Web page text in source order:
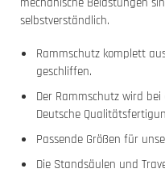
selbstverständlich.
Rammschutz komplett
geschliffen.
Der Rammschutz wird
Deutsche
Passende Größen für
Die Standsäulen und